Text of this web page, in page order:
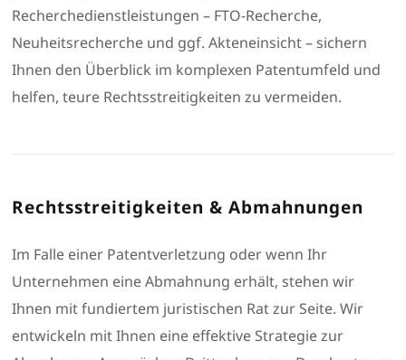
Recherchedienstleistungen – FTO-Recherche,
Neuheitsrecherche und ggf. Akteneinsicht – sichern
Ihnen den Überblick im komplexen Patentumfeld und
helfen, teure Rechtsstreitigkeiten zu vermeiden.
Rechtsstreitigkeiten & Abmahnungen
Im Falle einer Patentverletzung oder wenn Ihr
Unternehmen eine Abmahnung erhält, stehen wir
Ihnen mit fundiertem juristischen Rat zur Seite. Wir
entwickeln mit Ihnen eine effektive Strategie zur